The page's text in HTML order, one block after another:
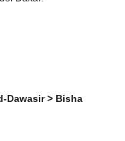
Dawasir > Bisha